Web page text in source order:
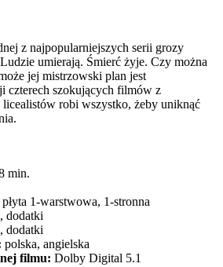
z najpopularniejszych serii grozy
umierają. Śmierć żyje. Czy można
jej mistrzowski plan jest
czterech szokujących filmów z
licealistów robi wszystko, żeby uniknąć
min.
płyta 1-warstwowa, 1-stronna
dodatki
dodatki
polska, angielska
filmu: Dolby Digital 5.1